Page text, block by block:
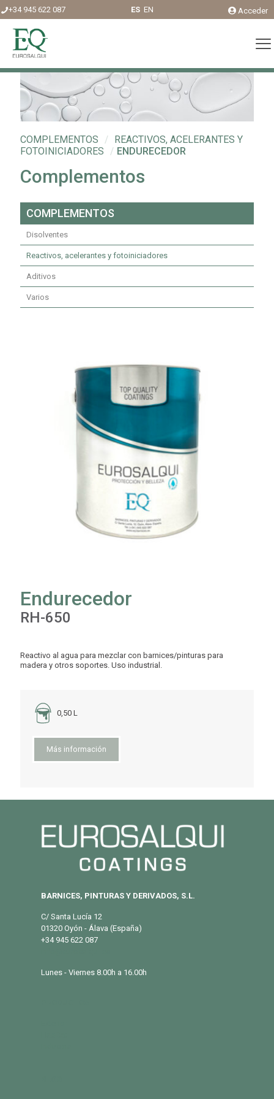
+34 945 622 087 ES EN Acceder
COMPLEMENTOS / REACTIVOS, ACELERANTES Y
FOTOINICIADORES
/ ENDURECEDOR
Complementos
COMPLEMENTOS
Disolventes
Reactivos, acelerantes y fotoiniciadores
Aditivos
Varios
Endurecedor
RH-650
Reactivo al agua para mezclar con barnices/pinturas para
madera y otros soportes. Uso industrial.
0,50 L
Más información
BARNICES, PINTURAS Y DERIVADOS, S.L.
C/ Santa Lucía 12
01320 Oyón - Álava (España)
+34 945 622 087
Lunes - Viernes 8.00h a 16.00h